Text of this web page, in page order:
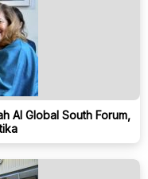
AI Global South Forum,